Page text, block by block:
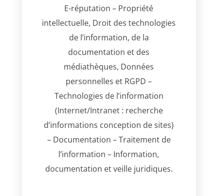
E-réputation – Propriété
intellectuelle, Droit des technologies
de l’information, de la
documentation et des
médiathèques, Données
personnelles et RGPD –
Technologies de l’information
(Internet/Intranet : recherche
d’informations conception de sites)
– Documentation – Traitement de
l’information – Information,
documentation et veille juridiques.